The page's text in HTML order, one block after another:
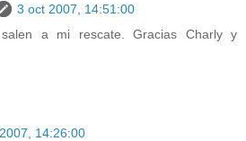
3 oct 2007, 14:51:00
a mi rescate. Gracias Charly y
14:26:00